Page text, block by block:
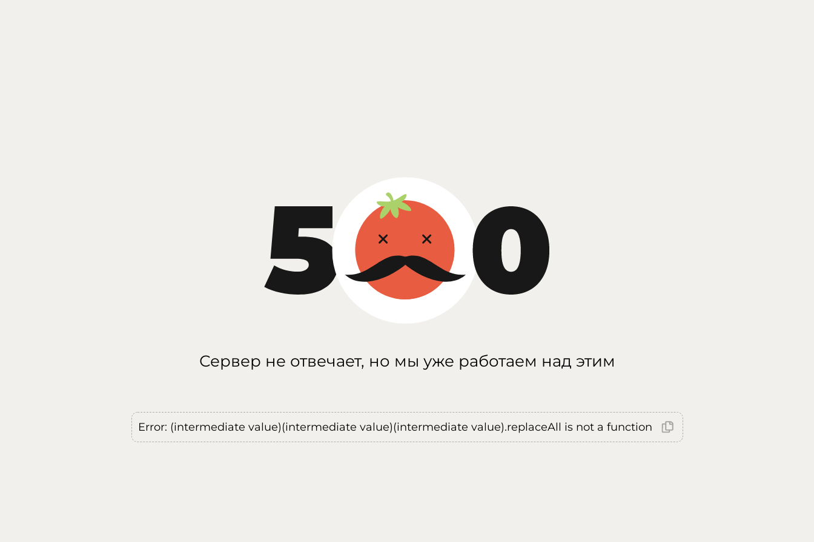
Сервер не отвечает, но мы уже работаем над этим
Error: (intermediate value)(intermediate value)(intermediate value).replaceAll is not a function